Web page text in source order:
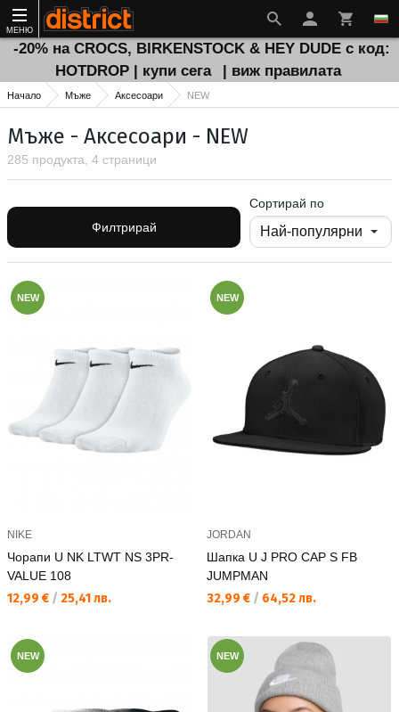
МЕНЮ
-20% на CROCS, BIRKENSTOCK & HEY DUDE с код:
HOTDROP | купи сега
| виж правилата
Начало Мъже Аксесоари NEW
Мъже - Аксесоари - NEW
285 продукта, 4 страници
Филтрирай
Сортирай по
NEW
NIKE
Чорапи U NK LTWT NS 3PR-
VALUE 108
Текуща цена:
12,99 € / 25,41 лв.
NEW
JORDAN
Шапка U J PRO CAP S FB
JUMPMAN
Текуща цена:
32,99 € / 64,52 лв.
NEW NEW